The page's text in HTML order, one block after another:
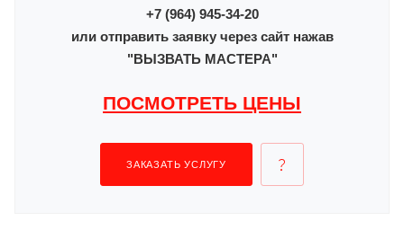
+7 (964) 945-34-20
или отправить заявку через сайт нажав
"ВЫЗВАТЬ МАСТЕРА"
ПОСМОТРЕТЬ ЦЕНЫ
ЗАКАЗАТЬ УСЛУГУ